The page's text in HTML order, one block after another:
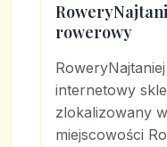
rowerowy
internetowy
zlokalizowany
miejscowości